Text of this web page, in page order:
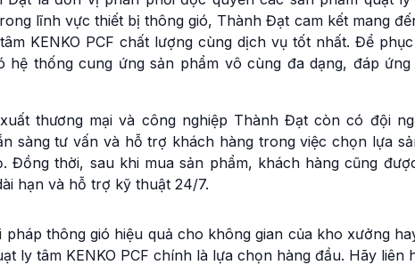
lĩnh vực thiết bị thông gió, Thành Đạt cam kết mang
KENKO PCF chất lượng cùng dịch vụ tốt nhất. Để
hệ thống cung ứng sản phẩm vô cùng đa dạng, đáp
thương mại và công nghiệp Thành Đạt còn có đội
sàng tư vấn và hỗ trợ khách hàng trong việc chọn lựa
Đồng thời, sau khi mua sản phẩm, khách hàng cũng
hạn và hỗ trợ kỹ thuật 24/7.
pháp thông gió hiệu quả cho không gian của kho xưởng
ly tâm KENKO PCF chính là lựa chọn hàng đầu. Hãy liên